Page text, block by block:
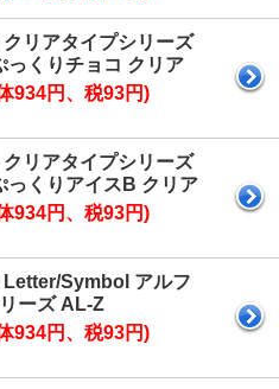
クリアタイプシリーズ
くりチョコ クリア
934円、税93円)
クリアタイプシリーズ
くりアイスB クリア
934円、税93円)
Letter/Symbol アルフ
ーズ AL-Z
934円、税93円)